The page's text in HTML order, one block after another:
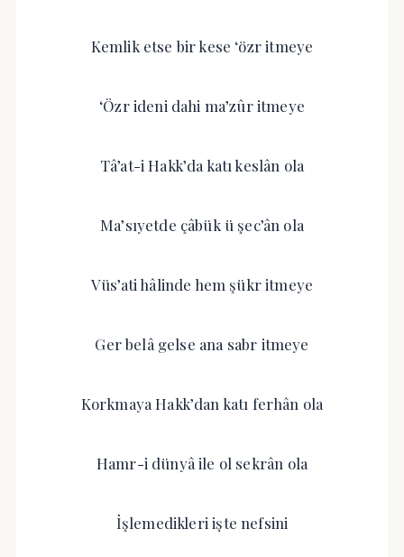
Kemlik etse bir kese ‘özr itmeye
‘Özr ideni dahi ma’zûr itmeye
Tâ’at-i Hakk’da katı keslân ola
Ma’sıyetde çâbük ü şec’ân ola
Vüs’ati hâlinde hem şükr itmeye
Ger belâ gelse ana sabr itmeye
Korkmaya Hakk’dan katı ferhân ola
Hamr-i dünyâ ile ol sekrân ola
İşlemedikleri işte nefsini